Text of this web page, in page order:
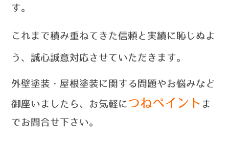
す。
これまで積み重ねてきた信頼と実績に恥じぬよ
う、誠心誠意対応させていただきます。
外壁塗装・屋根塗装に関する問題やお悩みなど
御座いましたら、お気軽に つねペイント ま
でお問合せ 下さい。